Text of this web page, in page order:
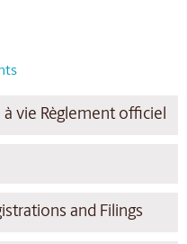
vie Règlement officiel
and Filings